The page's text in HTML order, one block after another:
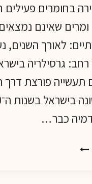
בחומרים פעילים
שאינם נמצאים
לאורך השנים,
גרסילריה
תעשייה פורצת
כבר…
גרסילריה